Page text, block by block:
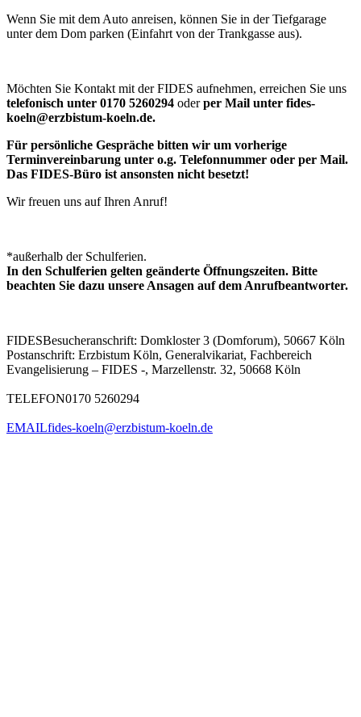
Wenn Sie mit dem Auto anreisen, können Sie in der Tiefgarage
unter dem Dom parken (Einfahrt von der Trankgasse aus).
Möchten Sie Kontakt mit der FIDES aufnehmen, erreichen Sie uns
telefonisch unter 0170 5260294 oderper Mail unter fides-
koeln@erzbistum-koeln.de.
Für persönliche Gespräche bitten wir um vorherige
Terminvereinbarung unter o.g. Telefonnummer oder per Mail.
Das FIDES-Büro ist ansonsten nicht besetzt!
Wir freuen uns auf Ihren Anruf!
*außerhalb der Schulferien.
In den Schulferien gelten geänderte Öffnungszeiten. Bitte
beachten Sie dazu unsere Ansagen auf dem Anrufbeantworter.
FIDESBesucheranschrift: Domkloster 3 (Domforum), 50667 Köln
Postanschrift: Erzbistum Köln, Generalvikariat, Fachbereich
Evangelisierung – FIDES -, Marzellenstr. 32, 50668 Köln
TELEFON0170 5260294
EMAILfides-koeln@erzbistum-koeln.de